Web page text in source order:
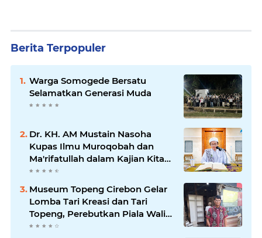
Berita Terpopuler
Warga Somogede Bersatu
Selamatkan Generasi Muda
Dr. KH. AM Mustain Nasoha
Kupas Ilmu Muroqobah dan
Ma'rifatullah dalam Kajian Kitab
Ihya' Ulumuddin
Museum Topeng Cirebon Gelar
Lomba Tari Kreasi dan Tari
Topeng, Perebutkan Piala Wali
Kota